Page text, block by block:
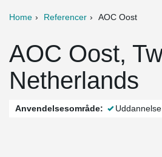
Home Referencer AOC Oost
AOC Oost,
Netherlands
Anvendelsesområde: